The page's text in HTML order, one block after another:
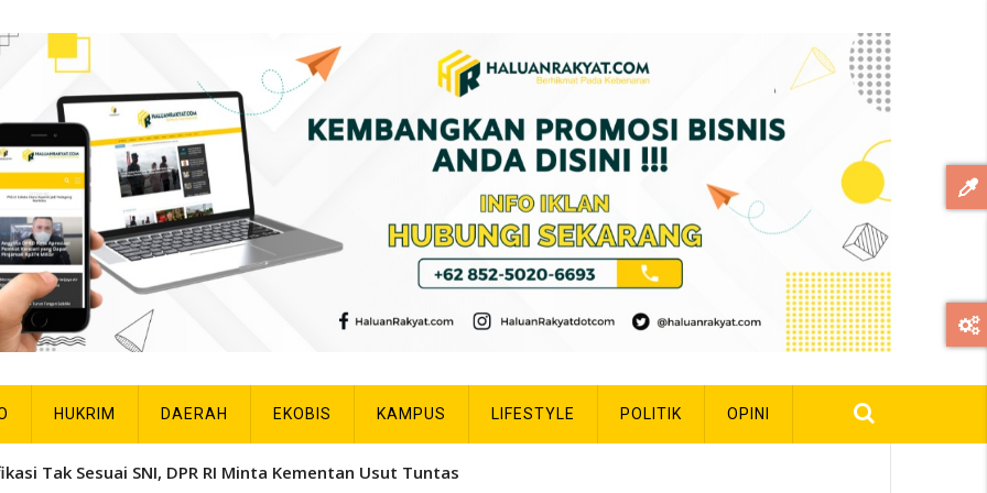
HUKRIM DAERAH EKOBIS KAMPUS LIFESTYLE POLITIK OPINI
Tak Sesuai SNI, DPR RI Minta Kementan Usut Tuntas